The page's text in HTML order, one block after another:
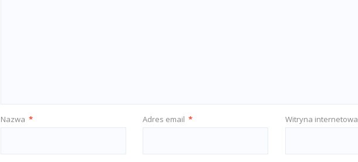
Nazwa * Adres email * Witryna internetowa